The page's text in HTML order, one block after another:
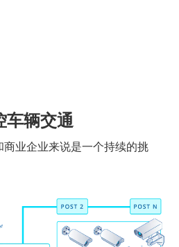
车辆交通
业企业来说是一个持续的挑